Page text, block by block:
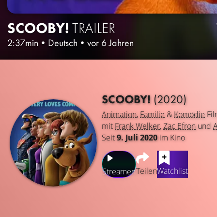
SCOOBY! TRAILER
2:37min • Deutsch • vor 6 Jahren
SCOOBY!(2020)
Animation, Familie & Komödie
mit Frank Welker,Zac Efron und
Seit9. Juli 2020im Kino
StreamenTeilenWatchlist